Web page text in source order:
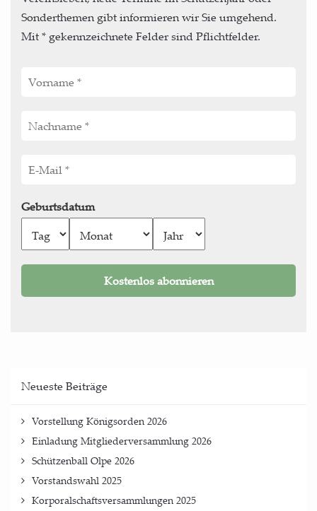
Sonderthemen gibt informieren wir Sie umgehend.
Mit * gekennzeichnete Felder sind Pflichtfelder.
Geburtsdatum
Neu­es­te Beiträge
Vor­stel­lung König­sor­den 2026
Ein­la­dung Mit­glie­der­ver­samm­lung 2026
Schüt­zen­ball Olpe 2026
Vor­stands­wahl 2025
Kor­po­ral­schafts­ver­samm­lun­gen 2025